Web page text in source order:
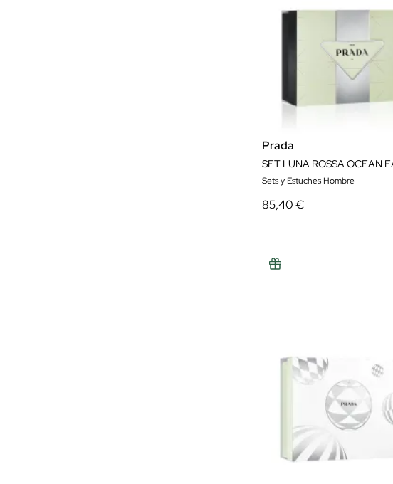
Prada
SET LUNA ROSSA OCEAN
Sets y Estuches Hombre
85,40 €